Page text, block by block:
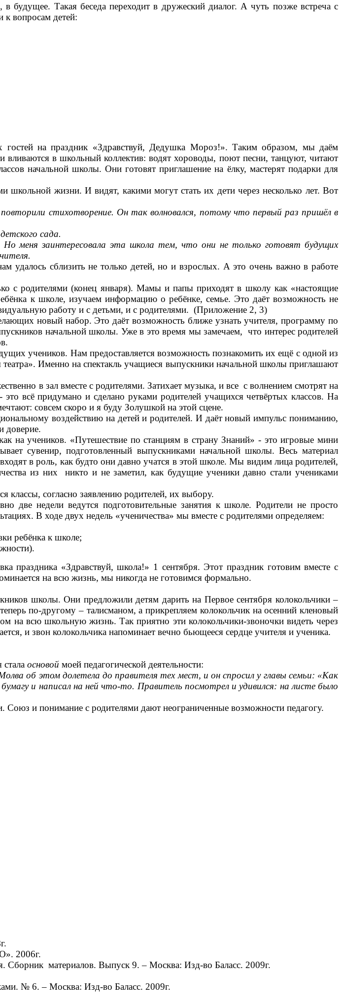
будущее. Такая беседа переходит в дружеский диалог. А чуть позже встреча с
к вопросам детей:
на праздник «Здравствуй, Дедушка Мороз!». Таким образом, мы даём
вливаются в школьный коллектив: водят хороводы, поют песни, танцуют, читают
начальной школы. Они готовят приглашение на ёлку, мастерят подарки для
школьной жизни. И видят, какими могут стать их дети через несколько лет. Вот
стихотворение. Он так волновался, потому что первый раз пришёл в
сада.
меня заинтересовала эта школа тем, что они не только готовят будущих
сблизить не только детей, но и взрослых. А это очень важно в работе
с родителями (конец января). Мамы и папы приходят в школу как «настоящие
к школе, изучаем информацию о ребёнке, семье. Это даёт возможность не
работу и с детьми, и с родителями. (Приложение 2, 3)
новый набор. Это даёт возможность ближе узнать учителя, программу по
начальной школы. Уже в это время мы замечаем, что интерес родителей
учеников. Нам предоставляется возможность познакомить их ещё с одной из
Именно на спектакль учащиеся выпускники начальной школы приглашают
в зал вместе с родителями. Затихает музыка, и все с волнением смотрят на
всё придумано и сделано руками родителей учащихся четвёртых классов. На
совсем скоро и я буду Золушкой на этой сцене.
воздействию на детей и родителей. И даёт новый импульс пониманию,
доверие.
на учеников. «Путешествие по станциям в страну Знаний» - это игровые мини
сувенир, подготовленный выпускниками начальной школы. Весь материал
в роль, как будто они давно учатся в этой школе. Мы видим лица родителей,
из них никто и не заметил, как будущие ученики давно стали учениками
согласно заявлению родителей, их выбору.
две недели ведутся подготовительные занятия к школе. Родители не просто
В ходе двух недель «ученичества» мы вместе с родителями определяем:
ребёнка к школе;
праздника «Здравствуй, школа!» 1 сентября. Этот праздник готовим вместе с
запоминается на всю жизнь, мы никогда не готовимся формально.
школы. Они предложили детям дарить на Первое сентября колокольчики –
по-другому – талисманом, а прикрепляем колокольчик на осенний кленовый
на всю школьную жизнь. Так приятно эти колокольчики-звоночки видеть через
и звон колокольчика напоминает вечно бьющееся сердце учителя и ученика.
основой моей педагогической деятельности:
об этом долетела до правителя тех мест, и он спросил у главы семьи: «Как
и написал на ней что-то. Правитель посмотрел и удивился: на листе было
и понимание с родителями дают неограниченные возможности педагогу.
2006г.
Сборник материалов. Выпуск 9. – Москва: Изд-во Баласс. 2009г.
№ 6. – Москва: Изд-во Баласс. 2009г.